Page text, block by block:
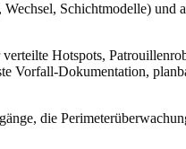
Schichtmodelle) und
Hotspots,
Vorfall-Dokumentation,
die